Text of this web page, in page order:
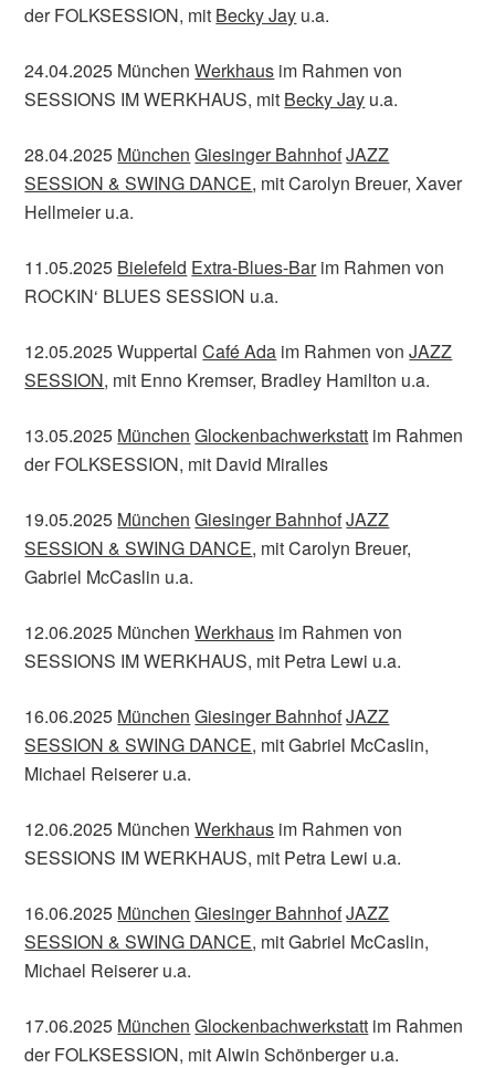
der FOLKSESSION, mit Becky Jay u.a.
24.04.2025 MünchenWerkhaus im Rahmen von
SESSIONS IM WERKHAUS, mit Becky Jay u.a.
28.04.2025 München Giesinger BahnhofJAZZ
SESSION & SWING DANCE, mit Carolyn Breuer, Xaver
Hellmeier u.a.
11.05.2025 Bielefeld Extra-Blues-Barim Rahmen von
ROCKIN‘ BLUES SESSION u.a.
12.05.2025 WuppertalCafé Ada im Rahmen vonJAZZ
SESSION, mit Enno Kremser, Bradley Hamilton u.a.
13.05.2025 München Glockenbachwerkstatt im Rahmen
der FOLKSESSION, mit David Miralles
19.05.2025 München Giesinger BahnhofJAZZ
SESSION & SWING DANCE, mit Carolyn Breuer,
Gabriel McCaslin u.a.
12.06.2025 MünchenWerkhaus im Rahmen von
SESSIONS IM WERKHAUS, mit Petra Lewi u.a.
16.06.2025 München Giesinger BahnhofJAZZ
SESSION & SWING DANCE, mit Gabriel McCaslin,
Michael Reiserer u.a.
12.06.2025 MünchenWerkhaus im Rahmen von
SESSIONS IM WERKHAUS, mit Petra Lewi u.a.
16.06.2025 München Giesinger BahnhofJAZZ
SESSION & SWING DANCE, mit Gabriel McCaslin,
Michael Reiserer u.a.
17.06.2025 München Glockenbachwerkstatt im Rahmen
der FOLKSESSION, mit Alwin Schönberger u.a.